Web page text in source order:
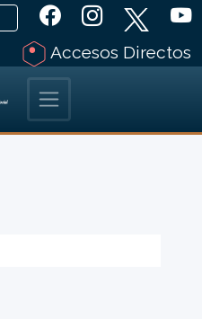
Accesos Directos